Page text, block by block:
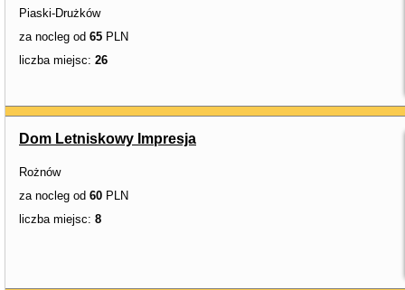
Piaski-Drużków
za nocleg od 65 PLN
liczba miejsc: 26
Dom Letniskowy Impresja
Rożnów
za nocleg od 60 PLN
liczba miejsc: 8